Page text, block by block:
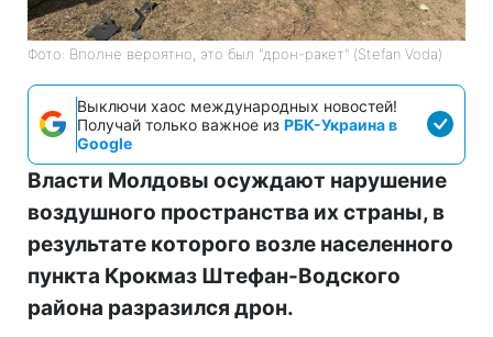
Фото: Вполне вероятно, это был "дрон-ракет" (Stefan Voda)
Выключи хаос международных новостей!
Получай только важное из РБК-Украина в
Google
Власти Молдовы осуждают нарушение
воздушного пространства их страны, в
результате которого возле населенного
пункта Крокмаз Штефан-Водского
района разразился дрон.